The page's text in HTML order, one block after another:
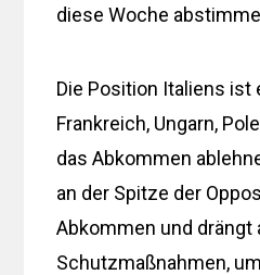
diese Woche
Die Position Italiens ist
Frankreich, Ungarn,
das Abkommen
an der Spitze der
Abkommen und drängt
Schutzmaßnahmen,